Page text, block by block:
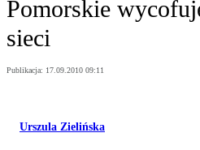
Pomorskie
sieci
Publikacja: 17.09.2010 09:11
Urszula Zielińska